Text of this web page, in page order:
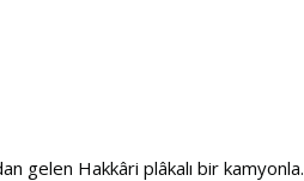
gelen Hakkâri plâkalı bir kamyonla.